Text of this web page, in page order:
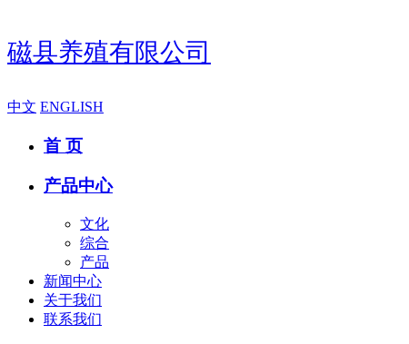
磁县养殖有限公司
中文 ENGLISH
首 页
产品中心
文化
综合
产品
新闻中心
关于我们
联系我们